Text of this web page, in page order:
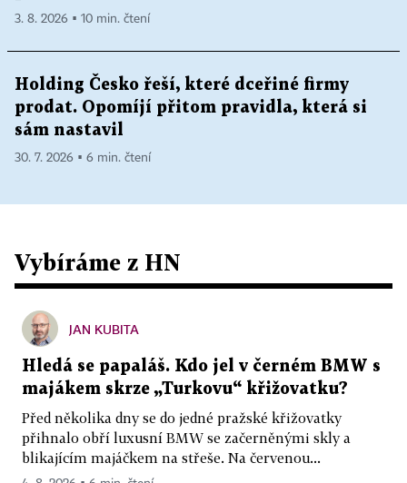
3. 8. 2026 ▪ 10 min. čtení
Holding Česko řeší, které dceřiné firmy
prodat. Opomíjí přitom pravidla, která si
sám nastavil
30. 7. 2026 ▪ 6 min. čtení
Vybíráme z HN
JAN KUBITA
Hledá se papaláš. Kdo jel v černém BMW s
majákem skrze „Turkovu“ křižovatku?
Před několika dny se do jedné pražské křižovatky
přihnalo obří luxusní BMW se začerněnými skly a
blikajícím majáčkem na střeše. Na červenou...